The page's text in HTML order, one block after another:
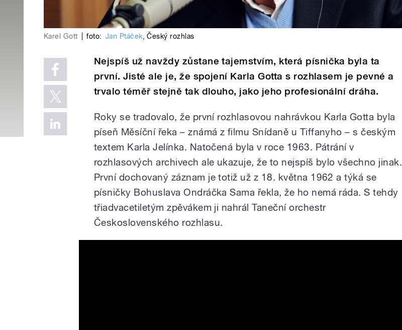
Karel Gott foto: Jan Ptáček,Český rozhlas
Nejspíš už navždy zůstane tajemstvím, která písnička byla ta
první. Jisté ale je, že spojení Karla Gotta s rozhlasem je pevné a
trvalo téměř stejně tak dlouho, jako jeho profesionální dráha.
Roky se tradovalo, že první rozhlasovou nahrávkou Karla Gotta byla
píseň Měsíční řeka – známá z filmu Snídaně u Tiffanyho – s českým
textem Karla Jelínka. Natočená byla v roce 1963. Pátrání v
rozhlasových archivech ale ukazuje, že to nejspíš bylo všechno jinak.
První dochovaný záznam je totiž už z 18. května 1962 a týká se
písničky Bohuslava Ondráčka Sama řekla, že ho nemá ráda. S tehdy
třiadvacetiletým zpěvákem ji nahrál Taneční orchestr
Československého rozhlasu.